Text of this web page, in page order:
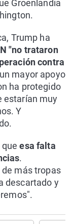
Groenlandia
Trump ha
"no trataron
contra
mayor apoyo
ha protegido
estarían muy
Y
esa falta
.
más tropas
descartado y